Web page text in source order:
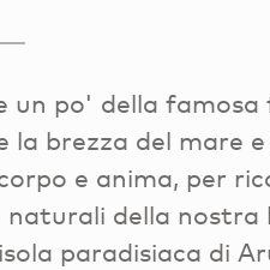
po' della famosa
la brezza del mare
e anima, per
della nostra
paradisiaca di